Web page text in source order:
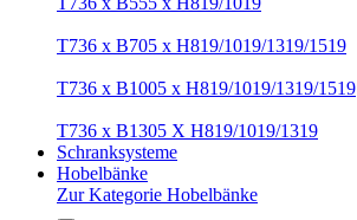
T736 x B705 x H819/1019/1319/1519
T736 x B1005 x H819/1019/1319/1519
T736 x B1305 X H819/1019/1319
Schranksysteme
Hobelbänke
Zur Kategorie Hobelbänke